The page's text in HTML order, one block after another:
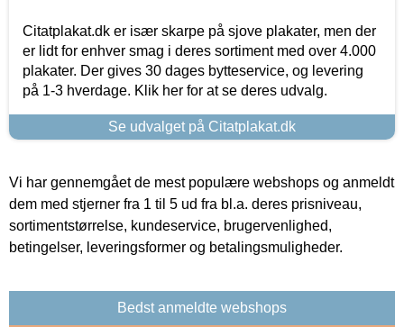
Citatplakat.dk er især skarpe på sjove plakater, men der
er lidt for enhver smag i deres sortiment med over 4.000
plakater. Der gives 30 dages bytteservice, og levering
på 1-3 hverdage. Klik her for at se deres udvalg.
Se udvalget på Citatplakat.dk
Vi har gennemgået de mest populære webshops og anmeldt
dem med stjerner fra 1 til 5 ud fra bl.a. deres prisniveau,
sortimentstørrelse, kundeservice, brugervenlighed,
betingelser, leveringsformer og betalingsmuligheder.
Bedst anmeldte webshops